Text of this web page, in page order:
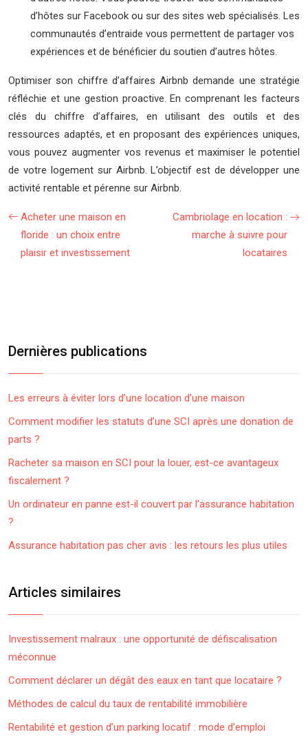
d’hôtes sur Facebook ou sur des sites web spécialisés. Les
communautés d’entraide vous permettent de partager vos
expériences et de bénéficier du soutien d’autres hôtes.
Optimiser son chiffre d’affaires Airbnb demande une stratégie
réfléchie et une gestion proactive. En comprenant les facteurs
clés du chiffre d’affaires, en utilisant des outils et des
ressources adaptés, et en proposant des expériences uniques,
vous pouvez augmenter vos revenus et maximiser le potentiel
de votre logement sur Airbnb. L’objectif est de développer une
activité rentable et pérenne sur Airbnb.
Acheter une maison en
floride : un choix entre
plaisir et investissement
Cambriolage en location :
marche à suivre pour
locataires
Dernières publications
Les erreurs à éviter lors d’une location d’une maison
Comment modifier les statuts d’une SCI après une donation de
parts ?
Racheter sa maison en SCI pour la louer, est-ce avantageux
fiscalement ?
Un ordinateur en panne est-il couvert par l’assurance habitation
?
Assurance habitation pas cher avis : les retours les plus utiles
Articles similaires
Investissement malraux : une opportunité de défiscalisation
méconnue
Comment déclarer un dégât des eaux en tant que locataire ?
Méthodes de calcul du taux de rentabilité immobilière
Rentabilité et gestion d’un parking locatif : mode d’emploi